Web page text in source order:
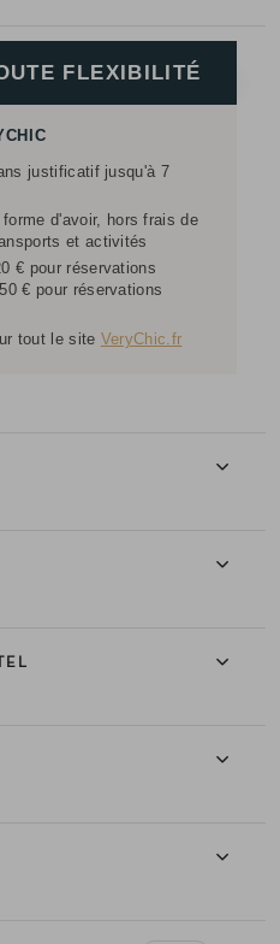
FLEXIBILITÉ
justificatif jusqu'à 7
d'avoir, hors frais de
et activités
€ pour réservations
€ pour réservations
tout le site VeryChic.fr